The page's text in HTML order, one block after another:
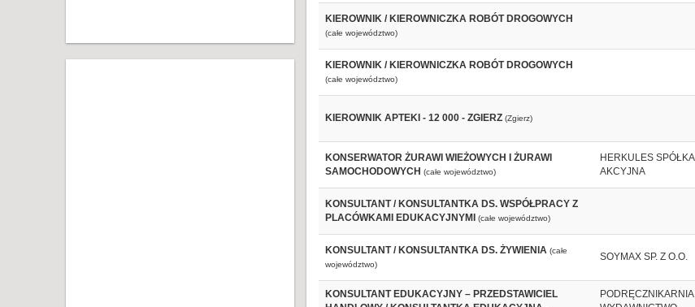
KIEROWNIK / KIEROWNICZKA ROBÓT DROGOWYCH
(całe województwo)
KIEROWNIK / KIEROWNICZKA ROBÓT DROGOWYCH
(całe województwo)
KIEROWNIK APTEKI - 12 000 - ZGIERZ (Zgierz)
KONSERWATOR ŻURAWI WIEŻOWYCH I ŻURAWI
SAMOCHODOWYCH (całe województwo)
HERKULES SPÓŁKA
AKCYJNA
KONSULTANT / KONSULTANTKA DS. WSPÓŁPRACY Z
PLACÓWKAMI EDUKACYJNYMI
(całe województwo)
KONSULTANT / KONSULTANTKA DS. ŻYWIENIA (całe
województwo)
SOYMAX SP. Z O.O.
KONSULTANT EDUKACYJNY – PRZEDSTAWICIEL
PODRĘCZNIKARNIA